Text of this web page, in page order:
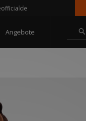
Angebote